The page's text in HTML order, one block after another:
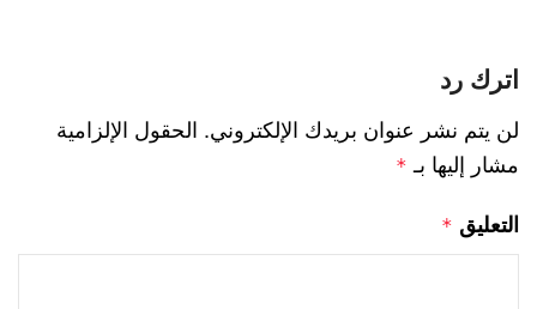
اترك رد
لن يتم نشر عنوان بريدك الإلكتروني. الحقول الإلزامية
مشار إليها بـ *
التعليق *